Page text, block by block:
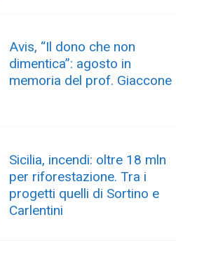
Avis, “Il dono che non
dimentica”: agosto in
memoria del prof. Giaccone
Sicilia, incendi: oltre 18 mln
per riforestazione. Tra i
progetti quelli di Sortino e
Carlentini